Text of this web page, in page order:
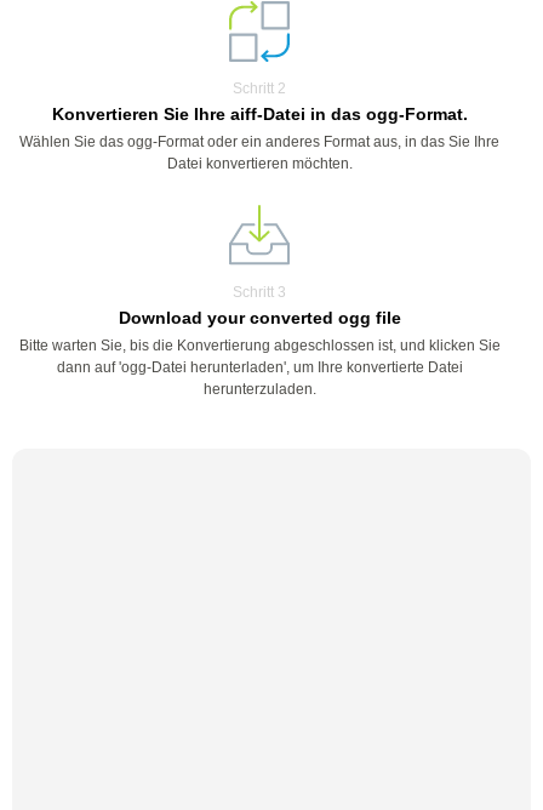
Schritt 2
Konvertieren Sie Ihre aiff-Datei in das ogg-Format.
Wählen Sie das ogg-Format oder ein anderes Format aus, in das Sie Ihre
Datei konvertieren möchten.
Schritt 3
Download your converted ogg file
Bitte warten Sie, bis die Konvertierung abgeschlossen ist, und klicken Sie
dann auf 'ogg-Datei herunterladen', um Ihre konvertierte Datei
herunterzuladen.